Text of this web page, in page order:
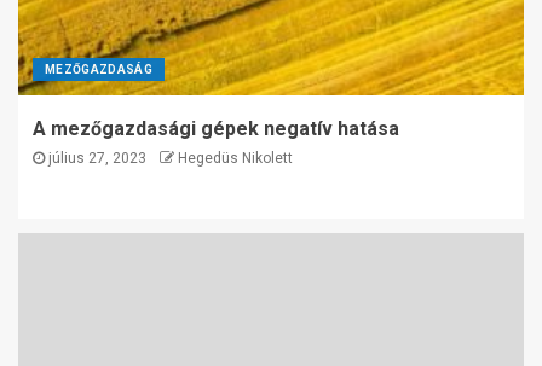
MEZŐGAZDASÁG
A mezőgazdasági gépek negatív hatása
július 27, 2023 Hegedüs Nikolett